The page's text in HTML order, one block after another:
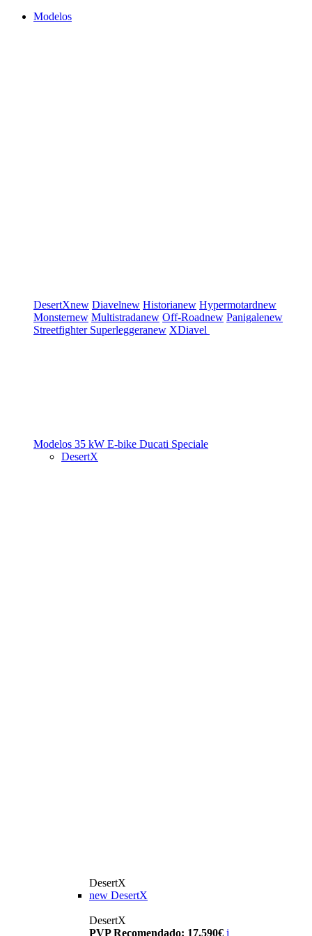
Modelos
DesertXnew Diavelnew Historianew Hypermotardnew
Monsternew Multistradanew Off-Roadnew Panigalenew
Streetfighter Superleggeranew XDiavel
Modelos 35 kW E-bike Ducati Speciale
DesertX
DesertX
new DesertX
DesertX
PVP Recomendado: 17.590€ i